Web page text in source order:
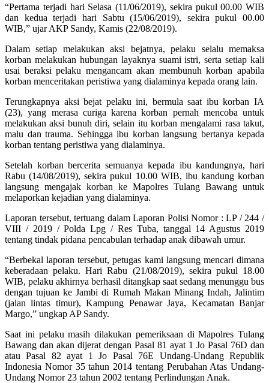
“Pertama terjadi hari Selasa (11/06/2019), sekira pukul 00.00 WIB
dan kedua terjadi hari Sabtu (15/06/2019), sekira pukul 00.00
WIB,” ujar AKP Sandy, Kamis (22/08/2019).
Dalam setiap melakukan aksi bejatnya, pelaku selalu memaksa
korban melakukan hubungan layaknya suami istri, serta setiap kali
usai beraksi pelaku mengancam akan membunuh korban apabila
korban menceritakan peristiwa yang dialaminya kepada orang lain.
Terungkapnya aksi bejat pelaku ini, bermula saat ibu korban IA
(23), yang merasa curiga karena korban pernah mencoba untuk
melakukan aksi bunuh diri, selain itu korban mengalami rasa takut,
malu dan trauma. Sehingga ibu korban langsung bertanya kepada
korban tentang peristiwa yang dialaminya.
Setelah korban bercerita semuanya kepada ibu kandungnya, hari
Rabu (14/08/2019), sekira pukul 10.00 WIB, ibu kandung korban
langsung mengajak korban ke Mapolres Tulang Bawang untuk
melaporkan kejadian yang dialaminya.
Laporan tersebut, tertuang dalam Laporan Polisi Nomor : LP / 244 /
VIII / 2019 / Polda Lpg / Res Tuba, tanggal 14 Agustus 2019
tentang tindak pidana pencabulan terhadap anak dibawah umur.
“Berbekal laporan tersebut, petugas kami langsung mencari dimana
keberadaan pelaku. Hari Rabu (21/08/2019), sekira pukul 18.00
WIB, pelaku akhirnya berhasil ditangkap saat sedang menunggu bus
dengan tujuan ke Jambi di Rumah Makan Minang Indah, Jalintim
(jalan lintas timur), Kampung Penawar Jaya, Kecamatan Banjar
Margo,” ungkap AP Sandy.
Saat ini pelaku masih dilakukan pemeriksaan di Mapolres Tulang
Bawang dan akan dijerat dengan Pasal 81 ayat 1 Jo Pasal 76D dan
atau Pasal 82 ayat 1 Jo Pasal 76E Undang-Undang Republik
Indonesia Nomor 35 tahun 2014 tentang Perubahan Atas Undang-
Undang Nomor 23 tahun 2002 tentang Perlindungan Anak.